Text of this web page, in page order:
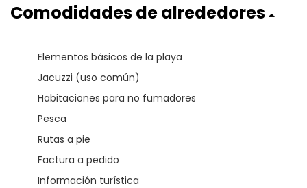
Comodidades de alrededores
Elementos básicos de la playa
Jacuzzi (uso común)
Habitaciones para no fumadores
Pesca
Rutas a pie
Factura a pedido
Información turística